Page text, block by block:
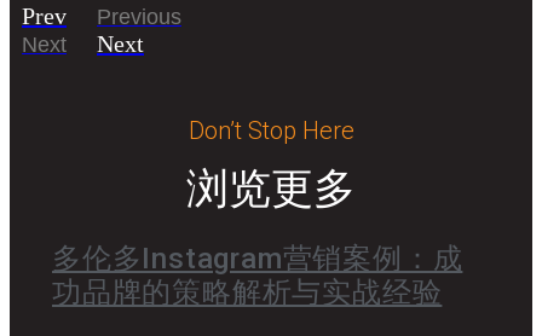
Prev
Previous
Next
Next
Don’t Stop Here
浏览更多
多伦多Instagram营销案例：成
功品牌的策略解析与实战经验